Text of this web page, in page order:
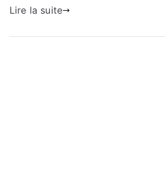
Lire la suite